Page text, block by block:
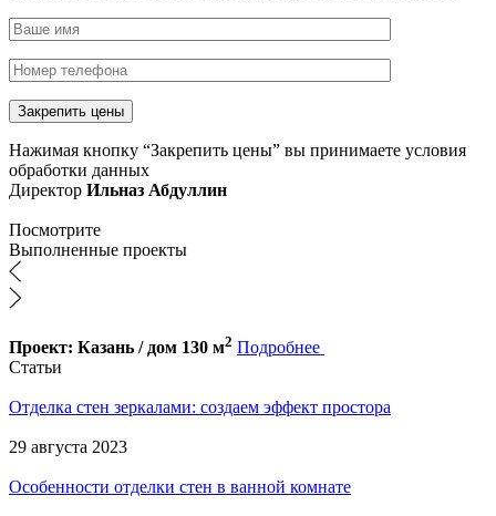
Нажимая кнопку “Закрепить цены” вы принимаете условия
обработки данных
Директор Ильназ Абдуллин
Посмотрите
Выполненные проекты
Проект: Казань / дом 130 м2 Подробнее
Статьи
Отделка стен зеркалами: создаем эффект простора
29 августа 2023
Особенности отделки стен в ванной комнате